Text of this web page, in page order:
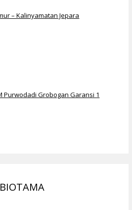
– Kalinyamatan Jepara
Purwodadi Grobogan Garansi 1